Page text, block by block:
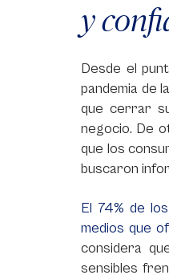
y
Desde el
pandemia de
que cerrar
negocio. De
que los
buscaron
El 74% de
medios que
considera
sensibles